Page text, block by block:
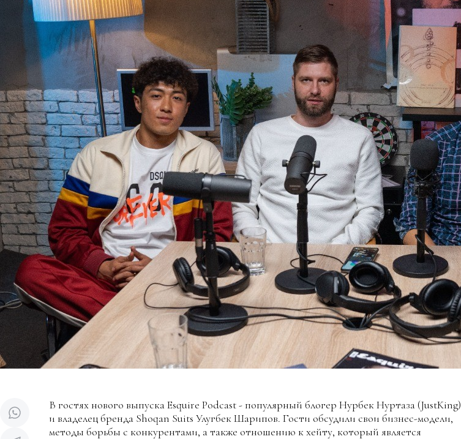
В гостях нового выпуска Esquire Podcast - популярный блогер Нурбек Нуртаза (JustKing)
и владелец бренда Shoqan Suits Улугбек Шарипов. Гости обсудили свои бизнес-модели,
методы борьбы с конкурентами, а также отношению к хейту, который является